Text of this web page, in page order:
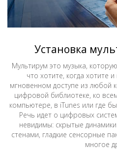
Установка
Мультирум это музыка,
что хотите, когда хотите
мгновенном доступе из любой
цифровой библиотеке, ко
компьютере, в iTunes или где
Речь идет о цифровых
невидимы: скрытые
стенами, гладкие сенсорные
многое